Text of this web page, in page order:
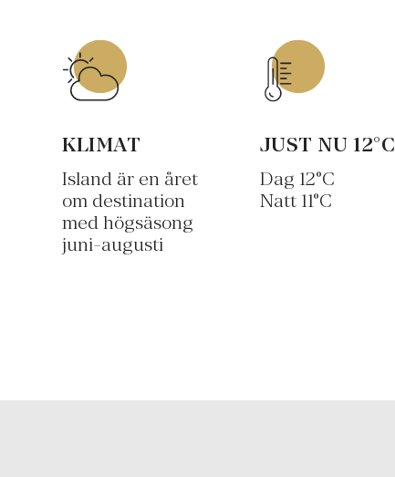
KLIMAT
Island är en året
om destination
med högsäsong
juni-augusti
JUST NU 12°C
Dag 12°C
Natt 11°C